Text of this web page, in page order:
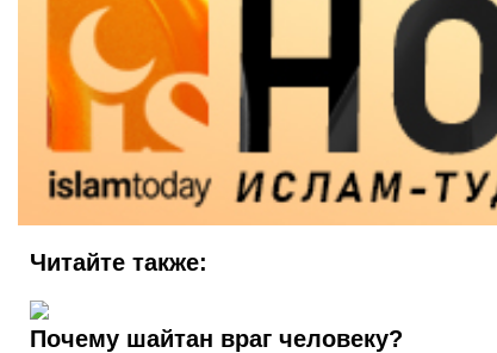
Читайте также:
Почему шайтан враг человеку?